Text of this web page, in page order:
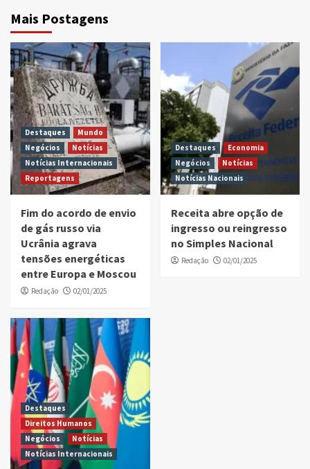
Mais Postagens
Destaques
Mundo
Negócios
Notícias
Notícias Internacionais
Reportagens
Fim do acordo de envio
de gás russo via
Ucrânia agrava
tensões energéticas
entre Europa e Moscou
Redação 02/01/2025
Destaques
Economia
Negócios
Notícias
Notícias Nacionais
Receita abre opção de
ingresso ou reingresso
no Simples Nacional
Redação 02/01/2025
Destaques
Direitos Humanos
Negócios
Notícias
Notícias Internacionais